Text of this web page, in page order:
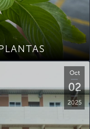
Oct
02
2025